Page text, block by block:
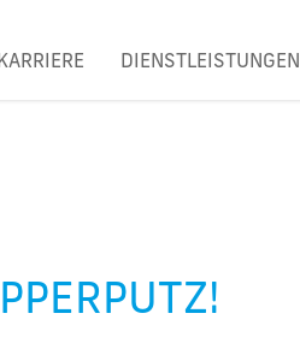
DIENSTLEISTUNGEN